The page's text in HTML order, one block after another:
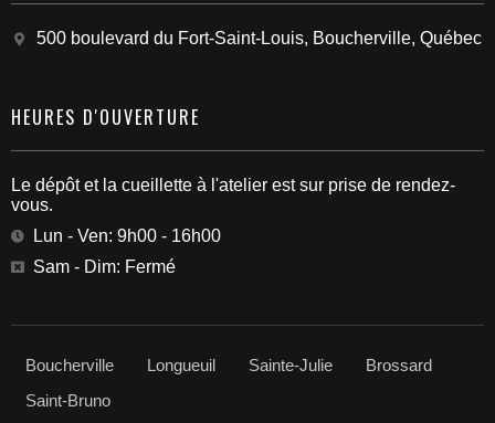
500 boulevard du Fort-Saint-Louis, Boucherville, Québec
HEURES D'OUVERTURE
Le dépôt et la cueillette à l'atelier est sur prise de rendez-
vous.
Lun - Ven: 9h00 - 16h00
Sam - Dim: Fermé
Boucherville Longueuil Sainte-Julie
Brossard
Saint-Bruno